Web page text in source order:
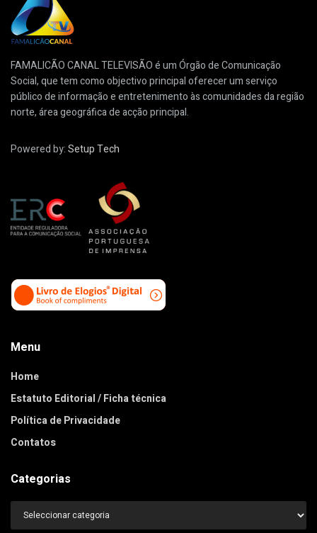
FAMALICÃO CANAL TELEVISÃO é um Órgão de Comunicação
Social, que tem como objectivo principal oferecer um serviço
público de informação e entretenimento às comunidades da região
norte, área geográfica de acção principal.
Powered by:Setup Tech
Menu
Home
Estatuto Editorial / Ficha técnica
Política de Privacidade
Contatos
Categorias
Categorias